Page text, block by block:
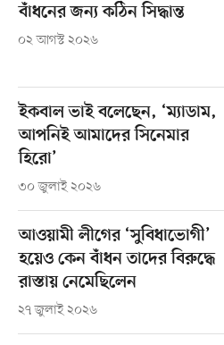
বাঁধনের জন্য কঠিন সিদ্ধান্ত
০২ আগস্ট ২০২৬
ইকবাল ভাই বলেছেন, ‘ম্যাডাম,
আপনিই আমাদের সিনেমার
হিরো’
৩০ জুলাই ২০২৬
আওয়ামী লীগের ‘সুবিধাভোগী’
হয়েও কেন বাঁধন তাদের বিরুদ্ধে
রাস্তায় নেমেছিলেন
২৭ জুলাই ২০২৬